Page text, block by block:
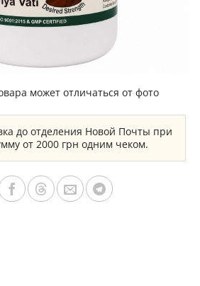
может отличаться от фото
до отделения Новой Почты при
от 2000 грн одним чеком.